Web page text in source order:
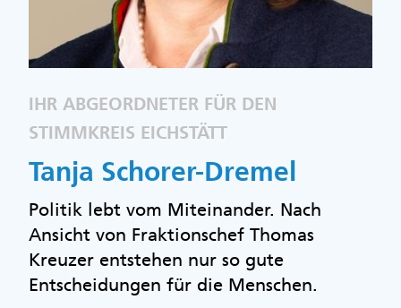
IHR ABGEORDNETER FÜR DEN
STIMMKREIS EICHSTÄTT
Tanja Schorer-Dremel
Politik lebt vom Miteinander. Nach
Ansicht von Fraktionschef Thomas
Kreuzer entstehen nur so gute
Entscheidungen für die Menschen.